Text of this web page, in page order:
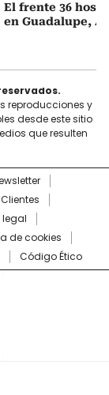
El frente 36
en Guadalupe,
reproducciones y
desde este sitio
que resulten
legal
de cookies
Código Ético